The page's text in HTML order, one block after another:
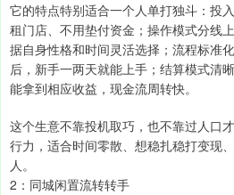
它的特点特别适合一个人单打独斗：投
租门店、不用垫付资金；操作模式分线
据自身性格和时间灵活选择；流程标准
后，新手一两天就能上手；结算模式清
能拿到相应收益，现金流周转快。
这个生意不靠投机取巧，也不靠过人口
行力，适合时间零散、想稳扎稳打变现
人。
2：同城闲置流转转手